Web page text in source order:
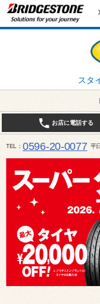
スタ
お店に電話する
TEL 0596-20-0077 平